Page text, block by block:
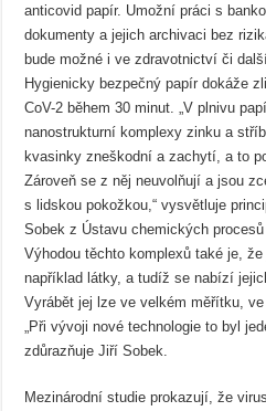
anticovid papír. Umožní práci s
dokumenty a jejich archivaci bez
bude možné i ve zdravotnictví či
Hygienicky bezpečný papír dokáže
CoV-2 během 30 minut. „V plnivu
nanostrukturní komplexy zinku a
kvasinky zneškodní a zachytí, a to
Zároveň se z něj neuvolňují a jsou
s lidskou pokožkou,“ vysvětluje
Sobek z Ústavu chemických procesů
Výhodou těchto komplexů také je,
například látky, a tudíž se nabízí
Vyrábět jej lze ve velkém měřítku,
„Při vývoji nové technologie to byl
zdůrazňuje Jiří Sobek.
Mezinárodní studie prokazují, že